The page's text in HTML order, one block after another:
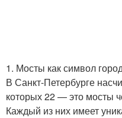
1. Мосты как символ
В Санкт-Петербурге
которых 22 — это мосты
Каждый из них имеет